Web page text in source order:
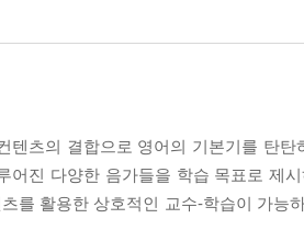
텐츠의 결합으로 영어의 기본기를 탄
어진 다양한 음가들을 학습 목표로 제
를 활용한 상호적인 교수-학습이 가